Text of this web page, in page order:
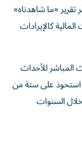
«ما شاهدناه»
كالإيرادات
للأحداث
استحوذ على ستة من
السنوات